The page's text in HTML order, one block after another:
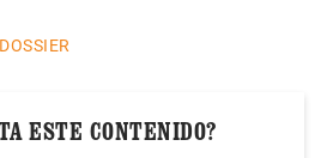
ESTE CONTENIDO?